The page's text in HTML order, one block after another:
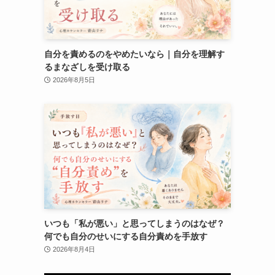
自分を責めるのをやめたいなら｜自分を理解す
るまなざしを受け取る
2026年8月5日
いつも「私が悪い」と思ってしまうのはなぜ？
何でも自分のせいにする自分責めを手放す
2026年8月4日